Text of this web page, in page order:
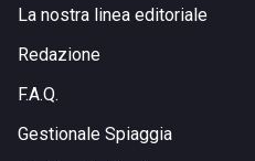
La nostra linea editoriale
Redazione
F.A.Q.
Gestionale Spiaggia